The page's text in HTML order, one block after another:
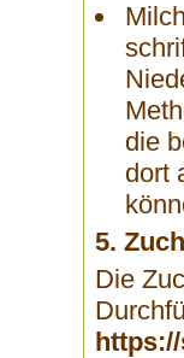
die
dort
5.
Die